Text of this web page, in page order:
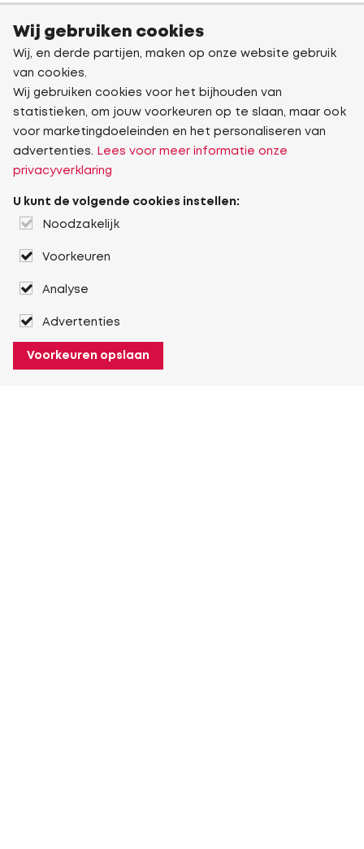
Wij gebruiken cookies
Wij, en derde partijen, maken op onze website gebruik
van cookies.
Wij gebruiken cookies voor het bijhouden van
statistieken, om jouw voorkeuren op te slaan, maar ook
voor marketingdoeleinden en het personaliseren van
advertenties.
Lees voor meer informatie onze
privacyverklaring
U kunt de volgende cookies instellen:
Noodzakelijk
Voorkeuren
Analyse
Advertenties
Voorkeuren opslaan